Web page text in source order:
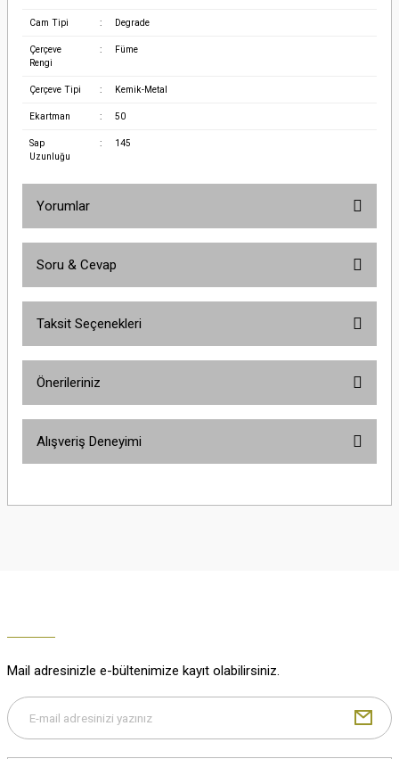
Cam Tipi : Degrade
Çerçeve
Rengi
: Füme
Çerçeve Tipi : Kemik-Metal
Ekartman : 50
Sap
Uzunluğu
: 145
Yorumlar
Soru & Cevap
Taksit Seçenekleri
Önerileriniz
yetersiz gördüğünüz noktaları öneri formunu kullanarak tarafımıza
Gönder
Alışveriş Deneyimi
M... K... | 29/12/2025
Mail adresinizle e-bültenimize kayıt olabilirsiniz.